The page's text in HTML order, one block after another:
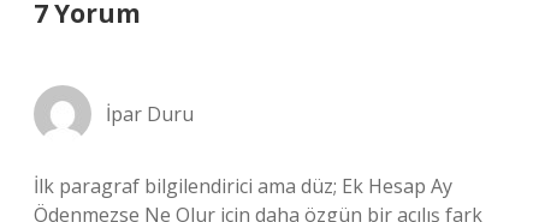
7 Yorum
İpar Duru
İlk paragraf bilgilendirici ama düz; Ek Hesap Ay
Ödenmezse Ne Olur için daha özgün bir açılış fark